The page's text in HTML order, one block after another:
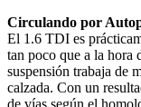
Circulando por
El 1.6 TDI es
tan poco que a la hora
suspensión trabaja de
calzada. Con un
de vías según el